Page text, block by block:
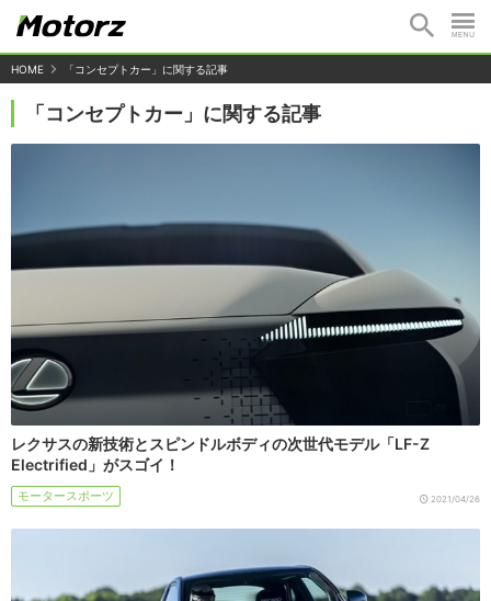
HOME 「コンセプトカー」に関する記事
「コンセプトカー」に関する記事
レクサスの新技術とスピンドルボディの次世代モデル「LF-Z
Electrified」がスゴイ！
モータースポーツ 2021/04/26